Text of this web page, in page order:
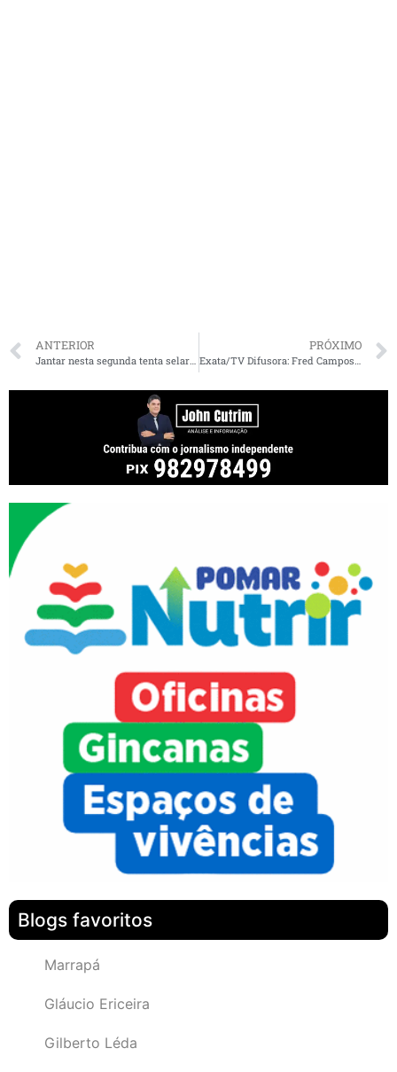
ANTERIOR
Jantar nesta segunda tenta selar a paz entre Guedes e Maia
PRÓXIMO
Exata/TV Difusora: Fred Campos lidera em Paço. Veja no vídeo pesquisa também para o governo
Blogs favoritos
Marrapá
Gláucio Ericeira
Gilberto Léda